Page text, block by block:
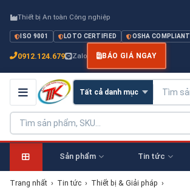
Thiết bị An toàn Công nghiệp
ISO 9001 LOTO CERTIFIED OSHA COMPLIANT
0912.124.679 Zalo BÁO GIÁ NGAY
Sản phẩm Tin tức
Trang nhất › Tin tức › Thiết bị & Giải pháp ›